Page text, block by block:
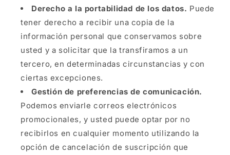
Derecho a la portabilidad de los datos. Puede
tener derecho a recibir una copia de la
información personal que conservamos sobre
usted y a solicitar que la transfiramos a un
tercero, en determinadas circunstancias y con
ciertas excepciones.
Gestión de preferencias de comunicación.
Podemos enviarle correos electrónicos
promocionales, y usted puede optar por no
recibirlos en cualquier momento utilizando la
opción de cancelación de suscripción que